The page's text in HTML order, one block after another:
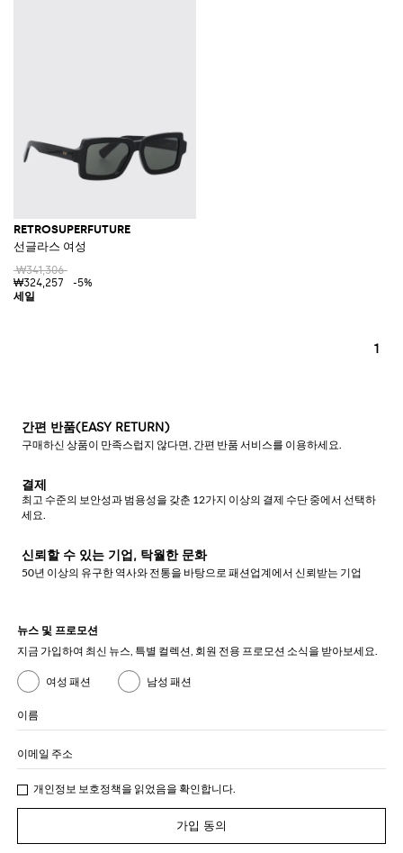
RETROSUPERFUTURE
선글라스 여성
₩341,306
₩324,257
-5%
1
간편 반품(EASY RETURN)
구매하신 상품이 만족스럽지 않다면, 간편 반품 서비스를 이용하세요.
결제
최고 수준의 보안성과 범용성을 갖춘 12가지 이상의 결제 수단 중에서 선택하
세요.
신뢰할 수 있는 기업, 탁월한 문화
50년 이상의 유구한 역사와 전통을 바탕으로 패션업계에서 신뢰받는 기업
뉴스 및 프로모션
지금 가입하여 최신 뉴스, 특별 컬렉션, 회원 전용 프로모션 소식을 받아보세요.
여성 패션 남성 패션
이름
이메일 주소
개인정보 보호정책을 읽었음을 확인합니다.
가입 동의